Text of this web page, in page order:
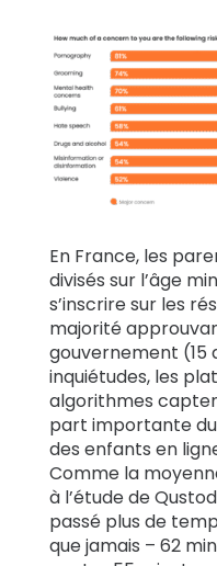
En France, les
divisés sur l’âge
s’inscrire sur les
majorité
gouvernement (15
inquiétudes, les
algorithmes
part importante
des enfants en
Comme la
à l’étude de
passé plus de
que jamais – 62